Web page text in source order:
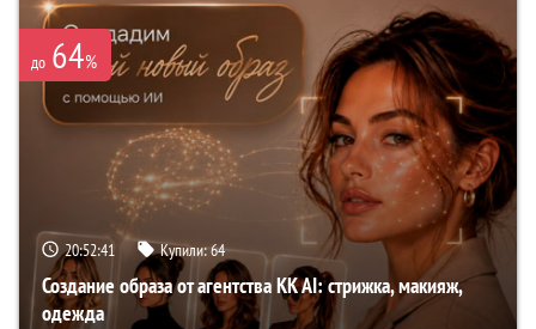
до 64%
20:52:40 Купили:64
Создание образа от агентства KK AI: стрижка, макияж,
одежда